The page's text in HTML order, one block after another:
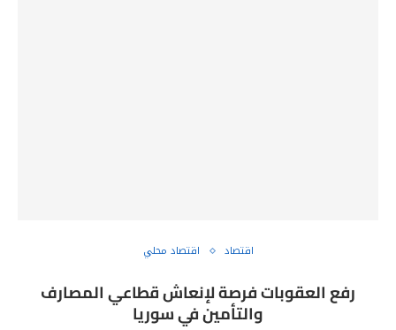
اقتصاد اقتصاد محلي
رفع العقوبات فرصة لإنعاش قطاعي المصارف
والتأمين في سوريا